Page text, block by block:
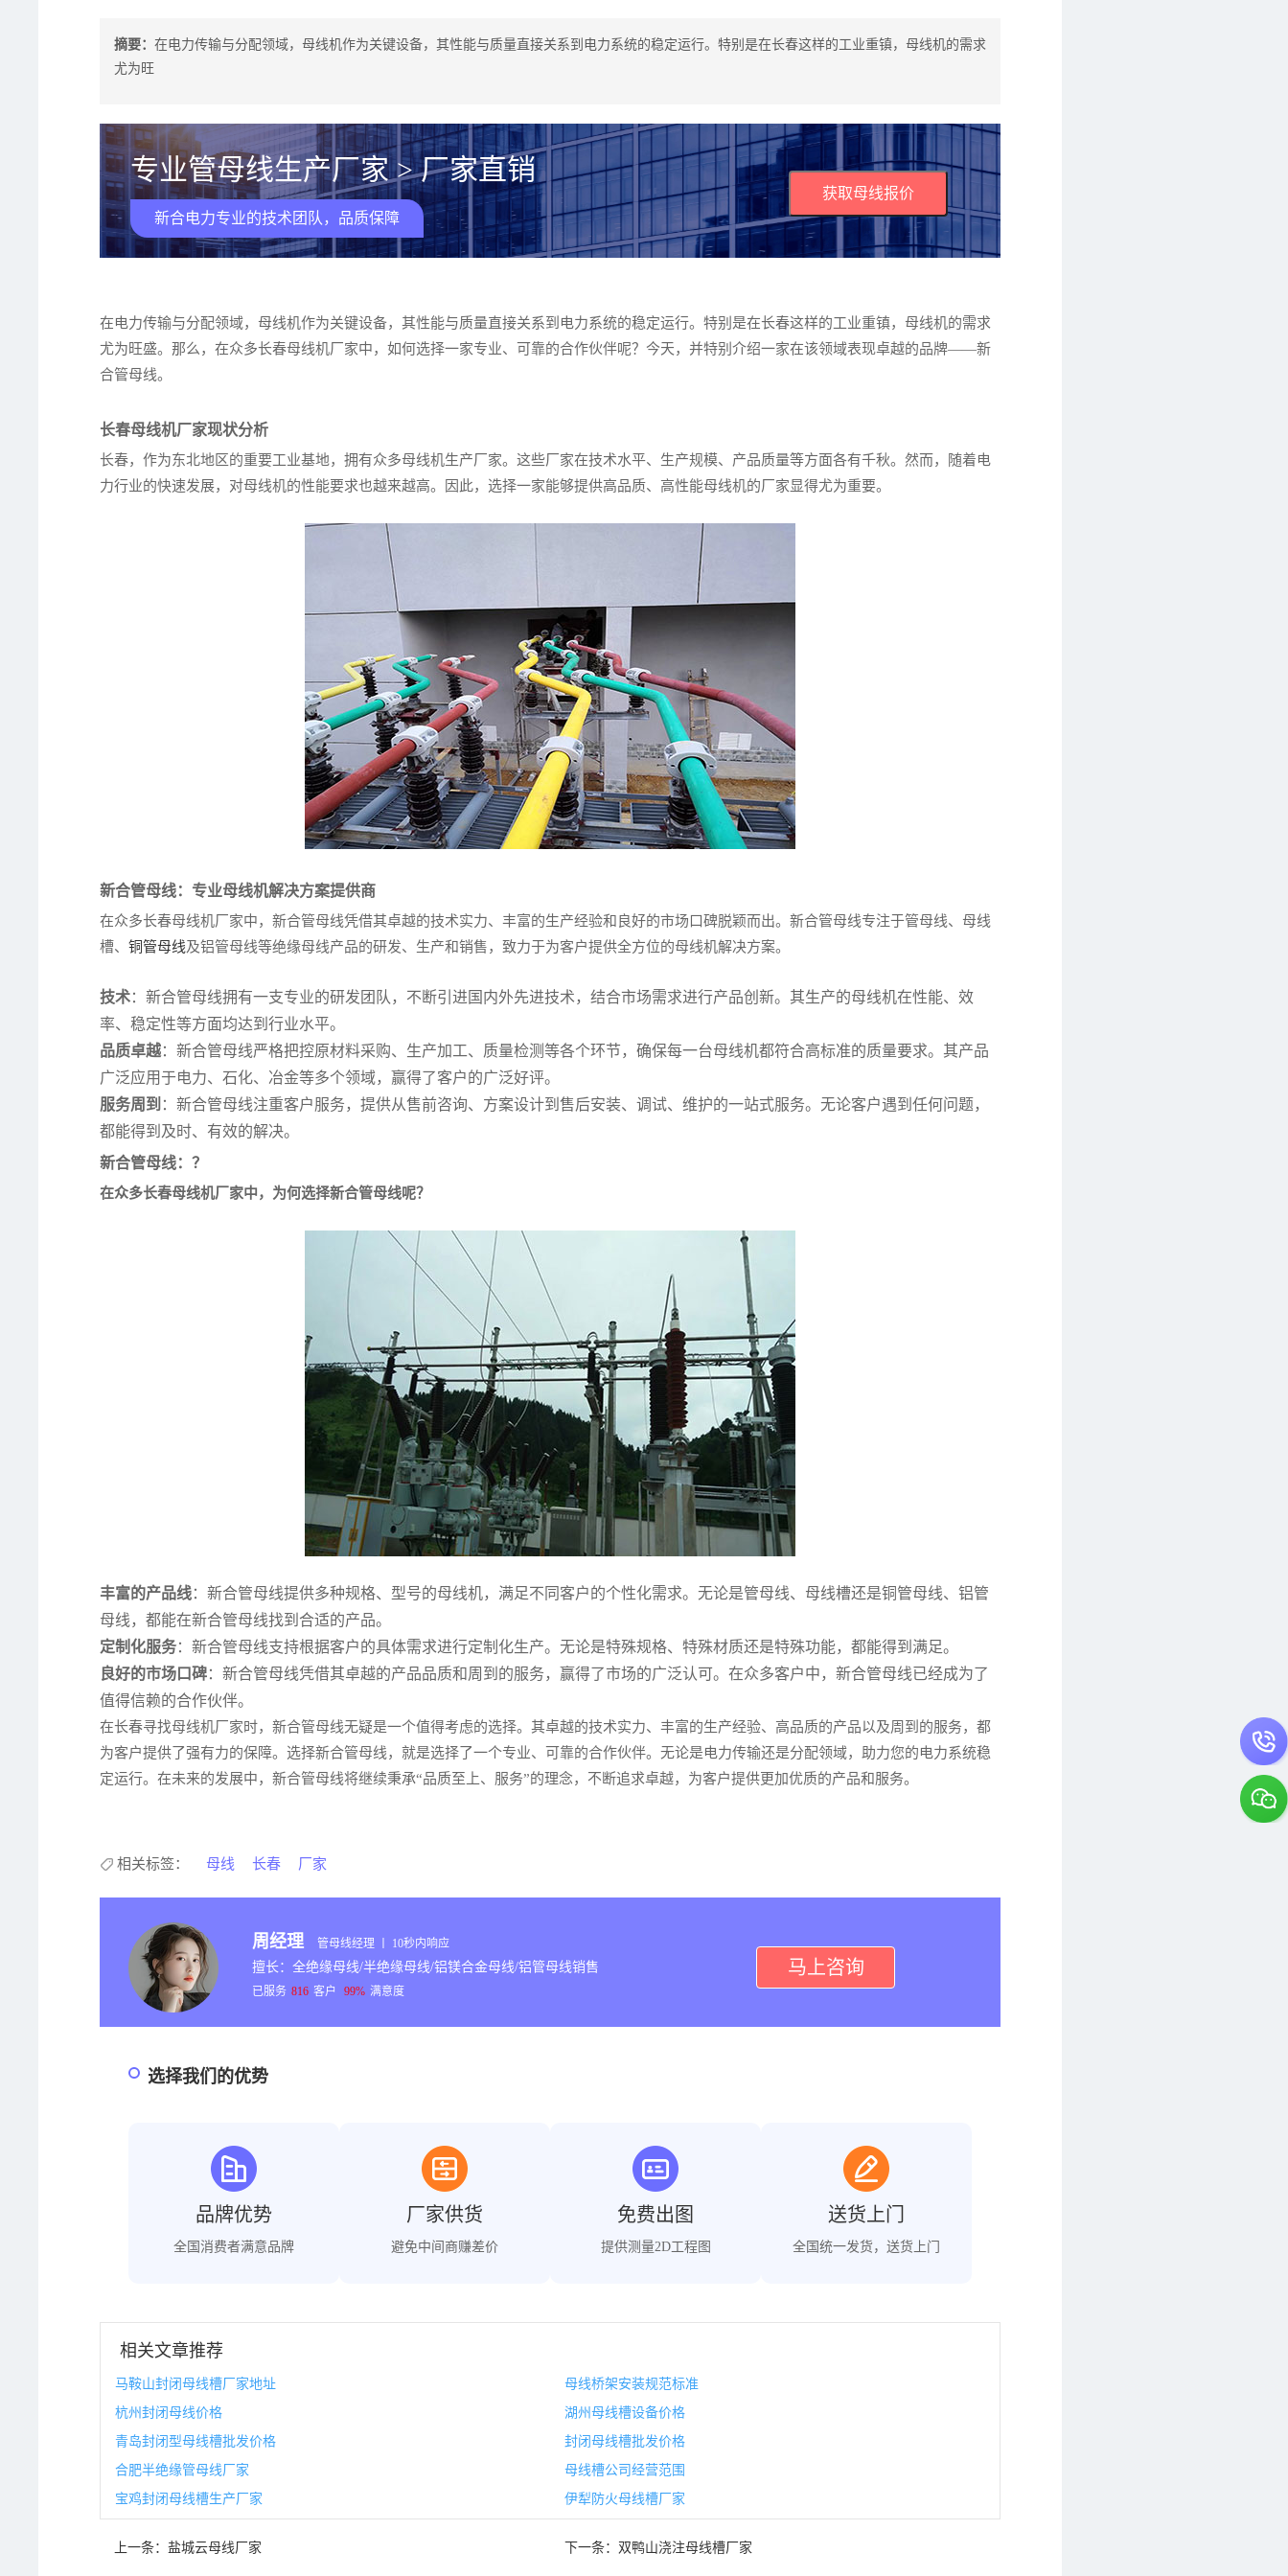
摘要：在电力传输与分配领域，母线机作为关键设备，其性能与质量直接关系到电力系统的稳定运行。特别是在长春这样的工业重镇，母线机的需求
尤为旺
专业管母线生产厂家 > 厂家直销
新合电力专业的技术团队，品质保障
获取母线报价
在电力传输与分配领域，母线机作为关键设备，其性能与质量直接关系到电力系统的稳定运行。特别是在长春这样的工业重镇，母线机的需求
尤为旺盛。那么，在众多长春母线机厂家中，如何选择一家专业、可靠的合作伙伴呢？今天，并特别介绍一家在该领域表现卓越的品牌——新
合管母线。
长春母线机厂家现状分析
长春，作为东北地区的重要工业基地，拥有众多母线机生产厂家。这些厂家在技术水平、生产规模、产品质量等方面各有千秋。然而，随着电
力行业的快速发展，对母线机的性能要求也越来越高。因此，选择一家能够提供高品质、高性能母线机的厂家显得尤为重要。
新合管母线：专业母线机解决方案提供商
在众多长春母线机厂家中，新合管母线凭借其卓越的技术实力、丰富的生产经验和良好的市场口碑脱颖而出。新合管母线专注于管母线、母线
槽、铜管母线及铝管母线等绝缘母线产品的研发、生产和销售，致力于为客户提供全方位的母线机解决方案。
技术：新合管母线拥有一支专业的研发团队，不断引进国内外先进技术，结合市场需求进行产品创新。其生产的母线机在性能、效
率、稳定性等方面均达到行业水平。
品质卓越：新合管母线严格把控原材料采购、生产加工、质量检测等各个环节，确保每一台母线机都符合高标准的质量要求。其产品
广泛应用于电力、石化、冶金等多个领域，赢得了客户的广泛好评。
服务周到 ：新合管母线注重客户服务，提供从售前咨询、方案设计到售后安装、调试、维护的一站式服务。无论客户遇到任何问题，
都能得到及时、有效的解决。
新合管母线：？
在众多长春母线机厂家中，为何选择新合管母线呢？
丰富的产品线：新合管母线提供多种规格、型号的母线机，满足不同客户的个性化需求。无论是管母线、母线槽还是铜管母线、铝管
母线，都能在新合管母线找到合适的产品。
定制化服务：新合管母线支持根据客户的具体需求进行定制化生产。无论是特殊规格、特殊材质还是特殊功能，都能得到满足。
良好的市场口碑：新合管母线凭借其卓越的产品品质和周到的服务，赢得了市场的广泛认可。在众多客户中，新合管母线已经成为了
值得信赖的合作伙伴。
在长春寻找母线机厂家时，新合管母线无疑是一个值得考虑的选择。其卓越的技术实力、丰富的生产经验、高品质的产品以及周到的服务，都
为客户提供了强有力的保障。选择新合管母线，就是选择了一个专业、可靠的合作伙伴。无论是电力传输还是分配领域，助力您的电力系统稳
定运行。在未来的发展中，新合管母线将继续秉承“品质至上、服务”的理念，不断追求卓越，为客户提供更加优质的产品和服务。
相关标签： 母线 长春 厂家
周经理 管母线经理 丨 10秒内响应
擅长：全绝缘母线/半绝缘母线/铝镁合金母线/铝管母线销售
已服务 816 客户 99% 满意度
马上咨询
选择我们的优势
品牌优势
全国消费者满意品牌
厂家供货
避免中间商赚差价
免费出图
提供测量2D工程图
送货上门
全国统一发货，送货上门
相关文章推荐
马鞍山封闭母线槽厂家地址
母线桥架安装规范标准
杭州封闭母线价格
湖州母线槽设备价格
青岛封闭型母线槽批发价格
封闭母线槽批发价格
合肥半绝缘管母线厂家
母线槽公司经营范围
宝鸡封闭母线槽生产厂家
伊犁防火母线槽厂家
上一条：盐城云母线厂家 下一条： 双鸭山浇注母线槽厂家